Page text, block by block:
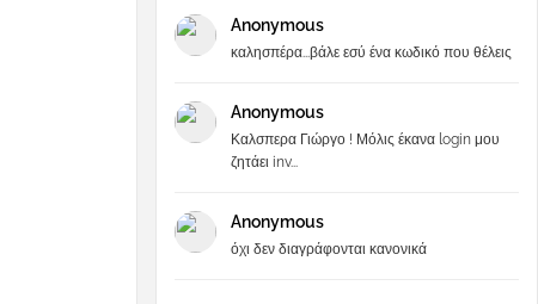
Anonymous
καλησπέρα...βάλε εσύ ένα κωδικό που θέλεις
Anonymous
Καλσπερα Γιώργο ! Μόλις έκανα login μου
ζητάει inv...
Anonymous
όχι δεν διαγράφονται κανονικά